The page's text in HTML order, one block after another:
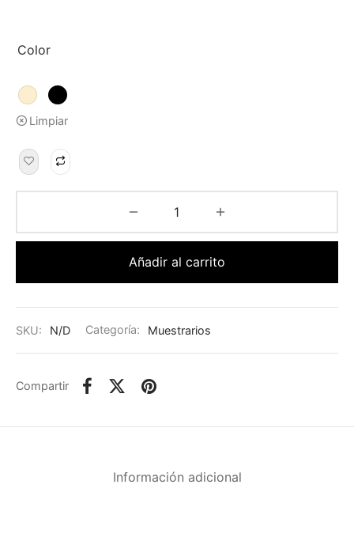
Color
Limpiar
Añadir al carrito
SKU: N/D Categoría: Muestrarios
Compartir
Información adicional